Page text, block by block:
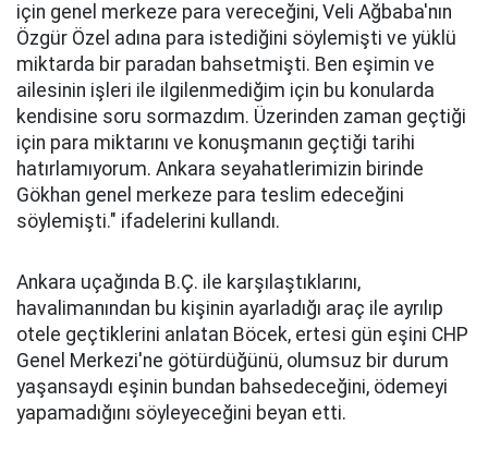
için genel merkeze para vereceğini, Veli Ağbaba'nın
Özgür Özel adına para istediğini söylemişti ve yüklü
miktarda bir paradan bahsetmişti. Ben eşimin ve
ailesinin işleri ile ilgilenmediğim için bu konularda
kendisine soru sormazdım. Üzerinden zaman geçtiği
için para miktarını ve konuşmanın geçtiği tarihi
hatırlamıyorum. Ankara seyahatlerimizin birinde
Gökhan genel merkeze para teslim edeceğini
söylemişti." ifadelerini kullandı.
Ankara uçağında B.Ç. ile karşılaştıklarını,
havalimanından bu kişinin ayarladığı araç ile ayrılıp
otele geçtiklerini anlatan Böcek, ertesi gün eşini CHP
Genel Merkezi'ne götürdüğünü, olumsuz bir durum
yaşansaydı eşinin bundan bahsedeceğini, ödemeyi
yapamadığını söyleyeceğini beyan etti.